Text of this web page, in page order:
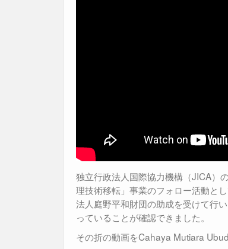
独立行政法人国際協力機構（JICA）
理技術移転」事業のフォロー活動と
法人庭野平和財団の助成を受けて行
っていることが確認できました。
その折の動画をCahaya Mutiara